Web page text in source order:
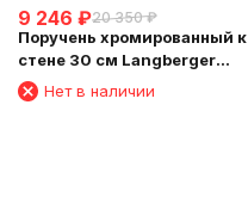
9 246 ₽20 350 ₽
Поручень хромированный к
стене 30 см Langberger
24056AНет в наличии